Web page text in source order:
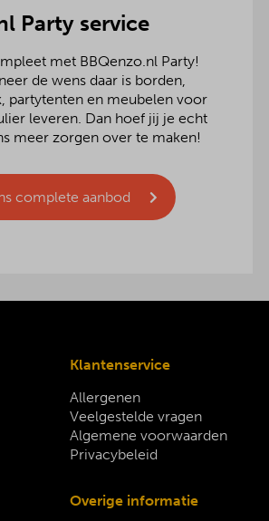
Party service
met BBQenzo.nl Party!
de wens daar is borden,
partytenten en meubelen voor
leveren. Dan hoef jij je echt
meer zorgen over te maken!
complete aanbod
Klantenservice
Allergenen
Veelgestelde vragen
Algemene voorwaarden
Privacybeleid
Overige informatie